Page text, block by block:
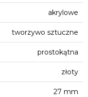
akrylowe
tworzywo sztuczne
prostokątna
złoty
27 mm